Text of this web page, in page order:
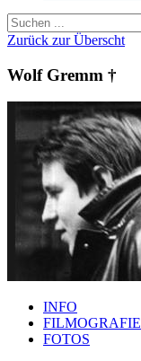
Zurück zur Überscht
Wolf Gremm †
INFO
FILMOGRAFIE
FOTOS